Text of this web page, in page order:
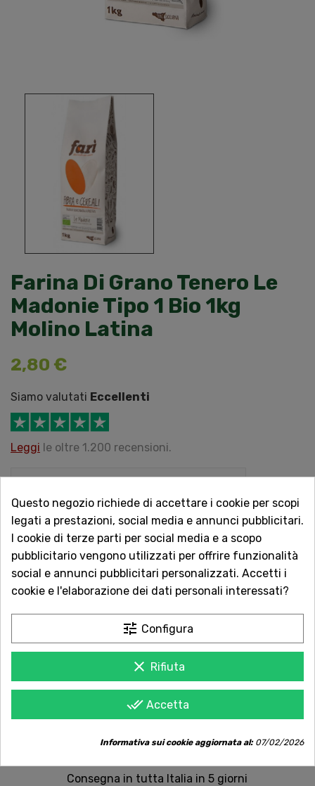
Farina Di Grano Tenero Le
Madonie Tipo 1 Bio 1kg
Molino Latina
2,80 €
Siamo valutati Eccellenti
Leggi le oltre 1.200 recensioni.
Scopri come.
QUANTITÀ
Acquista in totale sicurezza
Dal 1957 a Catania. Clicca e leggi le oltre
Consegna in tutta Italia in 5 giorni
Questo negozio richiede di accettare i cookie per scopi
legati a prestazioni, social media e annunci pubblicitari.
I cookie di terze parti per social media e a scopo
pubblicitario vengono utilizzati per offrire funzionalità
social e annunci pubblicitari personalizzati. Accetti i
cookie e l'elaborazione dei dati personali interessati?
tune Configura
clear Rifiuta
done_all Accetta
Informativa sui cookie aggiornata al:07/02/2026